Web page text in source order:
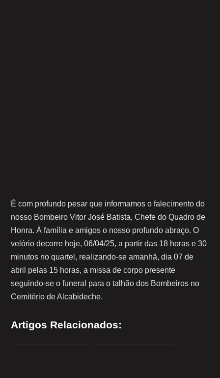
É com profundo pesar que informamos o falecimento do
nosso Bombeiro Vitor José Batista, Chefe do Quadro de
Honra. À família e amigos o nosso profundo abraço. O
velório decorre hoje, 06/04/25, a partir das 18 horas e 30
minutos no quartel, realizando-se amanhã, dia 07 de
abril pelas 15 horas, a missa de corpo presente
seguindo-se o funeral para o talhão dos Bombeiros no
Cemitério de Alcabideche.
Artigos Relacionados: